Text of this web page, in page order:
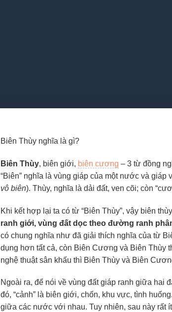
Biên Thùy nghĩa là gì?
Biên Thùy, biên giới, biên cương – 3 từ đồng
“Biên” nghĩa là vùng giáp của một nước và giáp
vô biên). Thùy, nghĩa là dải đất, ven cõi; còn
Khi kết hợp lại ta có từ “Biên Thùy”, vậy biên
ranh giới, vùng đất dọc theo đường ranh
có chung nghĩa như đã giải thích nghĩa của từ
dụng hơn tất cả, còn Biên Cương và Biên Thùy
nghệ thuật sân khấu thì Biên Thùy và Biên
Ngoài ra, để nói về vùng đất giáp ranh giữa hai
đó, “cảnh” là biên giới, chốn, khu vực, tình
giữa các nước với nhau. Tuy nhiên, sau này rất